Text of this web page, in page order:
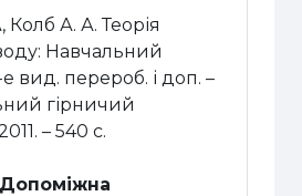
Колб А. А. Теорія
Навчальний
е вид. перероб. і доп. –
гірничий
– 540 с.
Допоміжна